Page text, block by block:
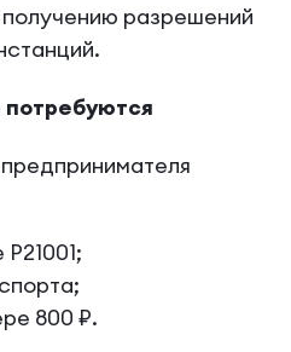
получению разрешений
800 ₽.